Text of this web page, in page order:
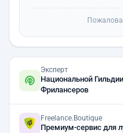
Эксперт
Национальной Гильдии
Фрилансеров
Freelance.Boutique
Премиум-сервис для